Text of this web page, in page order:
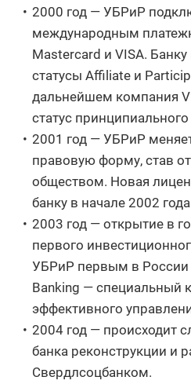
2000 год — УБРиР
международным
Mastercard и VISA.
статусы Affiliate и
дальнейшем компания
статус принципиального
2001 год — УБРиР
правовую форму, став
обществом. Новая
банку в начале 2002
2003 год — открытие в
первого
УБРиР первым в России
Banking — специальный
эффективного
2004 год — происходит
банка реконструкции и
Свердлсоцбанком.